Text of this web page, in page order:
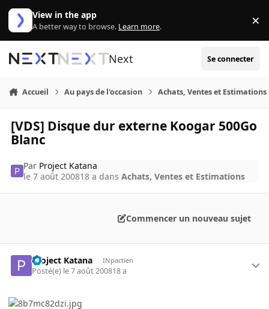
Aller au contenu
View in the app
A better way to browse. Learn more. ×
Next Se connecter
Accueil Au pays de l'occasion Achats, Ventes et Estimations
[VDS] Disque dur externe Koogar 500Go
Blanc
Par Project Katana
le 7 août 200818 a dansAchats, Ventes et Estimations
Commencer un nouveau sujet
Project Katana INpactien
Posté(e) le 7 août 200818 a